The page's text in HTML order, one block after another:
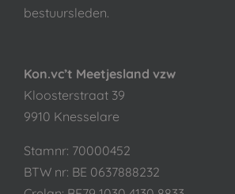
bestuursleden.
Kon.vc’t Meetjesland vzw
Kloosterstraat 39
9910 Knesselare
Stamnr: 70000452
BTW nr: BE 0637888232